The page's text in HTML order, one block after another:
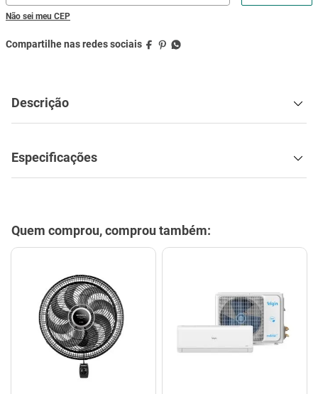
Não sei meu CEP
Descrição
Especificações
Quem comprou, comprou também: